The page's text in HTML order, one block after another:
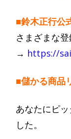
■鈴木正行公
さまざまな
→ https://
■儲かる商品
あなたにピ
した。